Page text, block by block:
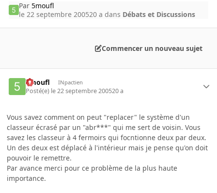
Par5moufl
le 22 septembre 200520 a dans Débats et Discussions
Commencer un nouveau sujet
5moufl INpactien
Posté(e) le 22 septembre 200520 a
Vous savez comment on peut "replacer" le système d'un
classeur écrasé par un "abr***" qui me sert de voisin. Vous
savez les classeur à 4 fermoirs qui focntionne deux par deux.
Un des deux est déplacé à l'intérieur mais je pense qu'on doit
pouvoir le remettre.
Par avance merci pour ce problème de la plus haute
importance.